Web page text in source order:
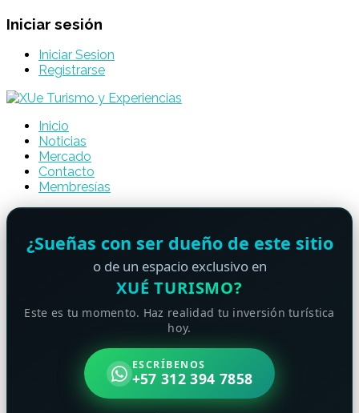
Iniciar sesión
Iniciar Sesion
Registrarse
Inicio
Noticias
Mercado
Contacto
Membresías
¿Sueñas con ser dueño de este sitio
o de un espacio exclusivo en
XUÉ TURISMO?
Este es tu momento. Haz realidad tu inversión turística
hoy.
ESCRÍBENOS
+57 312 394 7858